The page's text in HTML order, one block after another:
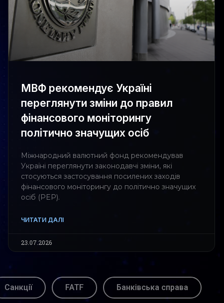
МВФ рекомендує Україні
переглянути зміни до правил
фінансового моніторингу
політично значущих осіб
Міжнародний валютний фонд рекомендував
Україні переглянути законодавчі зміни, які
стосуються застосування посилених заходів
фінансового моніторингу до політично значущих
осіб (PEP).
ЧИТАТИ ДАЛІ
23.07.2026
Санкції FATF Банківська справа